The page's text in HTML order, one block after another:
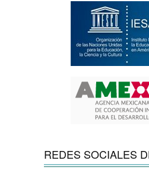
REDES SOCIALES